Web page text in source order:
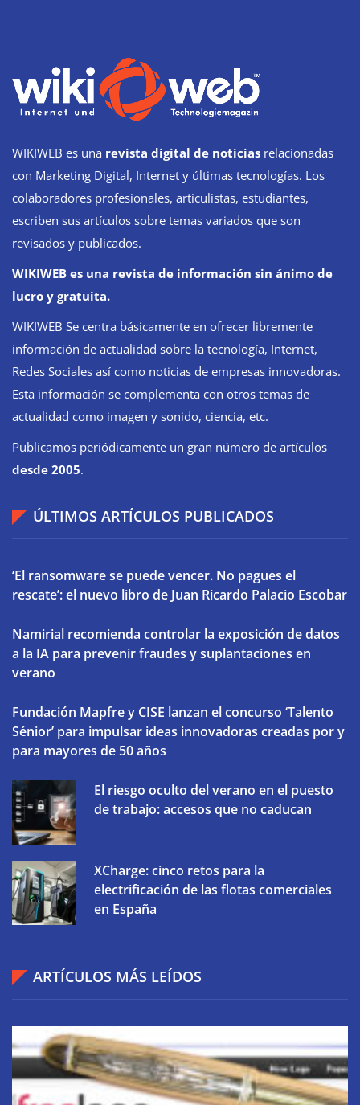
WIKIWEB es una revista digital de noticias relacionadas
con Marketing Digital, Internet y últimas tecnologías. Los
colaboradores profesionales, articulistas, estudiantes,
escriben sus artículos sobre temas variados que son
revisados y publicados.
WIKIWEB es una revista de información sin ánimo de
lucro y gratuita.
WIKIWEB Se centra básicamente en ofrecer libremente
información de actualidad sobre la tecnología, Internet,
Redes Sociales así como noticias de empresas innovadoras.
Esta información se complementa con otros temas de
actualidad como imagen y sonido, ciencia, etc.
Publicamos periódicamente un gran número de artículos
desde 2005.
ÚLTIMOS ARTÍCULOS PUBLICADOS
‘El ransomware se puede vencer. No pagues el
rescate’: el nuevo libro de Juan Ricardo Palacio Escobar
Namirial recomienda controlar la exposición de datos
a la IA para prevenir fraudes y suplantaciones en
verano
Fundación Mapfre y CISE lanzan el concurso ‘Talento
Sénior’ para impulsar ideas innovadoras creadas por y
para mayores de 50 años
El riesgo oculto del verano en el puesto
de trabajo: accesos que no caducan
XCharge: cinco retos para la
electrificación de las flotas comerciales
en España
ARTÍCULOS MÁS LEÍDOS